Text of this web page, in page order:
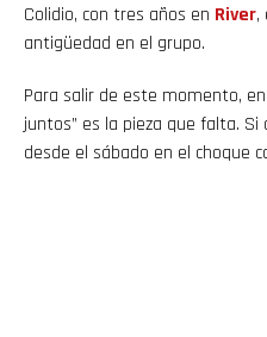
Colidio, con tres años en River,
antigüedad en el grupo.
Para salir de este momento, en
juntos” es la pieza que falta. Si
desde el sábado en el choque